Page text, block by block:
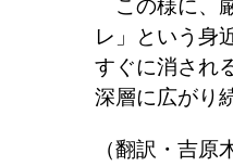
レ」という身
すぐに消され
深層に広がり
（翻訳・吉原